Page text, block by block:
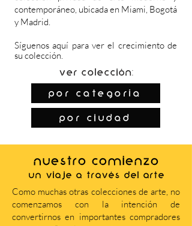
contemporáneo, ubicada en Miami, Bogotá
y Madrid.
Síguenosaquí para ver el crecimiento de
su colección.
Ver colección:
por categoría
por ciudad
NUESTRO COMIENZO
Un viaje a través del arte
Como muchas otras colecciones de arte, no
comenzamos con la intención de
convertirnos en importantes compradores